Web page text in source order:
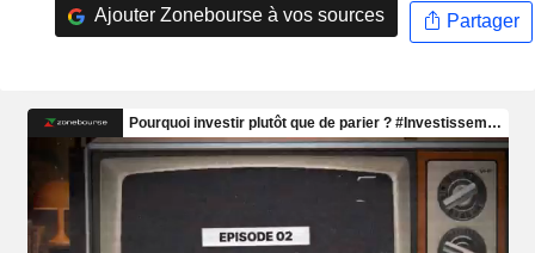
Ajouter Zonebourse à vos sources Partager